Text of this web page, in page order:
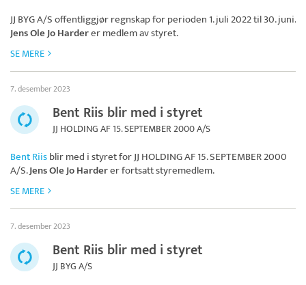
JJ BYG A/Soffentliggjør regnskap for perioden 1. juli 2022 til 30. juni.
Jens Ole Jo Harderer medlem av styret.
SE MERE
7. desember 2023
Bent Riis blir med i styret
JJ HOLDING AF 15. SEPTEMBER 2000 A/S
Bent Riisblir med i styret forJJ HOLDING AF 15. SEPTEMBER 2000
A/S.Jens Ole Jo Harderer fortsatt styremedlem.
SE MERE
7. desember 2023
Bent Riis blir med i styret
JJ BYG A/S